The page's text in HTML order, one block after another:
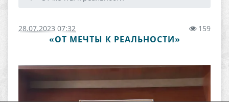
28.07.2023 07:32 159
«ОТ МЕЧТЫ К РЕАЛЬНОСТИ»